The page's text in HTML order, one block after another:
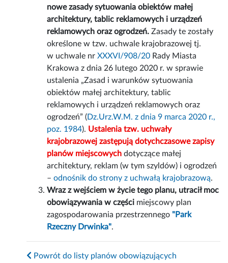
nowe zasady sytuowania obiektów małej
architektury, tablic reklamowych i urządzeń
reklamowych oraz ogrodzeń. Zasady te zostały
określone w tzw. uchwale krajobrazowej tj.
w uchwale nrXXXVI/908/20 Rady Miasta
Krakowa z dnia 26 lutego 2020 r. w sprawie
ustalenia „Zasad i warunków sytuowania
obiektów małej architektury, tablic
reklamowych i urządzeń reklamowych oraz
ogrodzeń” (Dz.Urz.W.M. z dnia 9 marca 2020 r.,
poz. 1984). Ustalenia tzw. uchwały
krajobrazowej zastępują dotychczasowe zapisy
planów miejscowych dotyczące małej
architektury, reklam (w tym szyldów) i ogrodzeń
–odnośnik do strony z uchwałą krajobrazową.
Wraz z wejściem w życie tego planu, utracił moc
obowiązywania w części miejscowy plan
zagospodarowania przestrzennego "Park
Rzeczny Drwinka".
Powrót do listy planów obowiązujących